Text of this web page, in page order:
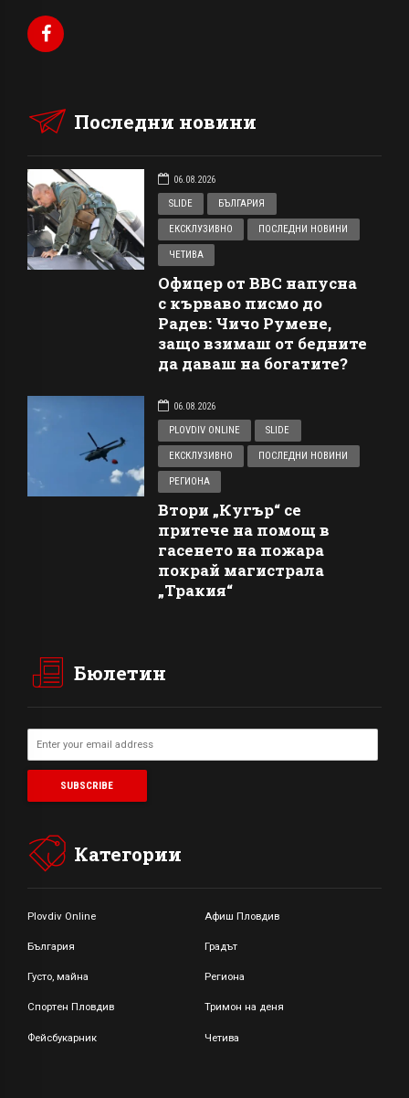
Последни новини
06.08.2026
SLIDE
БЪЛГАРИЯ
ЕКСКЛУЗИВНО ПОСЛЕДНИ НОВИНИ
ЧЕТИВА
Офицер от ВВС напусна
с кърваво писмо до
Радев: Чичо Румене,
защо взимаш от бедните
да даваш на богатите?
06.08.2026
PLOVDIV ONLINE
SLIDE
ЕКСКЛУЗИВНО ПОСЛЕДНИ НОВИНИ
РЕГИОНА
Втори „Кугър“ се
притече на помощ в
гасенето на пожара
покрай магистрала
„Тракия“
Бюлетин
Категории
Plovdiv Online Афиш Пловдив
България Градът
Густо, майна Региона
Спортен Пловдив Тримон на деня
Фейсбукарник Четива